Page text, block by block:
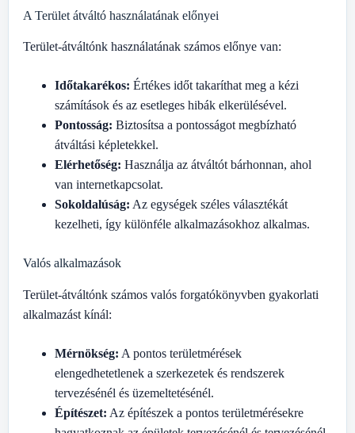
A Terület átváltó használatának előnyei
Terület-átváltónk használatának számos előnye van:
Időtakarékos: Értékes időt takaríthat meg a kézi
számítások és az esetleges hibák elkerülésével.
Pontosság: Biztosítsa a pontosságot megbízható
átváltási képletekkel.
Elérhetőség: Használja az átváltót bárhonnan, ahol
van internetkapcsolat.
Sokoldalúság: Az egységek széles választékát
kezelheti, így különféle alkalmazásokhoz alkalmas.
Valós alkalmazások
Terület-átváltónk számos valós forgatókönyvben gyakorlati
alkalmazást kínál:
Mérnökség: A pontos területmérések
elengedhetetlenek a szerkezetek és rendszerek
tervezésénél és üzemeltetésénél.
Építészet: Az építészek a pontos területmérésekre